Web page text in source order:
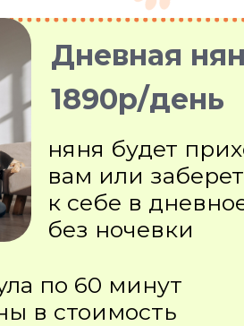
по 60 минут
в стоимость
Дневная
1890р/день
няня будет
вам или
к себе в
без ночевки